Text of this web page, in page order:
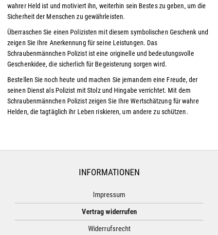
wahrer Held ist und motiviert ihn, weiterhin sein Bestes zu geben, um die
Sicherheit der Menschen zu gewährleisten.
Überraschen Sie einen Polizisten mit diesem symbolischen Geschenk und
zeigen Sie Ihre Anerkennung für seine Leistungen. Das
Schraubenmännchen Polizist ist eine originelle und bedeutungsvolle
Geschenkidee, die sicherlich für Begeisterung sorgen wird.
Bestellen Sie noch heute und machen Sie jemandem eine Freude, der
seinen Dienst als Polizist mit Stolz und Hingabe verrichtet. Mit dem
Schraubenmännchen Polizist zeigen Sie Ihre Wertschätzung für wahre
Helden, die tagtäglich ihr Leben riskieren, um andere zu schützen.
INFORMATIONEN
Impressum
Vertrag widerrufen
Widerrufsrecht